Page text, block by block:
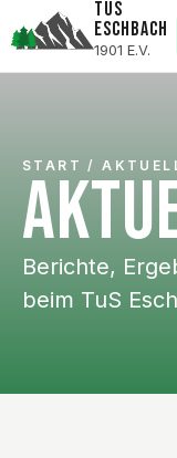
TUS
ESCHBACH
1901 E.V.
START /
Berichte,
beim TuS